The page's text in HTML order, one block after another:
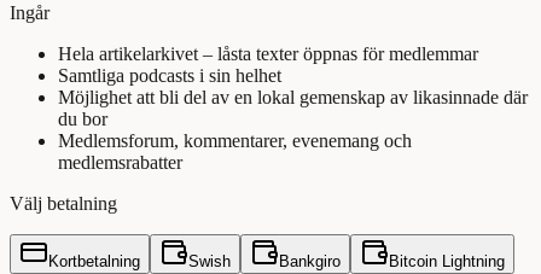
Ingår
Hela artikelarkivet – låsta texter öppnas för medlemmar
Samtliga podcasts i sin helhet
Möjlighet att bli del av en lokal gemenskap av likasinnade där
du bor
Medlemsforum, kommentarer, evenemang och
medlemsrabatter
Välj betalning
Kortbetalning Swish Bankgiro Bitcoin Lightning